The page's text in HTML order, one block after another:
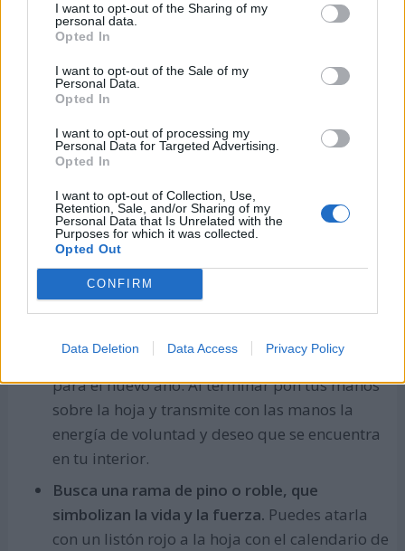
I want to opt-out of the Sharing of my
personal data.
Opted In
I want to opt-out of the Sale of my
Personal Data.
Opted In
I want to opt-out of processing my
Personal Data for Targeted Advertising.
Opted In
I want to opt-out of Collection, Use,
Retention, Sale, and/or Sharing of my
Personal Data that Is Unrelated with the
Purposes for which it was collected.
Opted Out
CONFIRM
Data Deletion Data Access Privacy Policy
Elimina sustancias tóxicas de tu cuerpo con
dietas de desintoxicación, consumiendo
ingesta de alimentos procesados, azúcar,
alcohol y grasas saturadas. De esta forma
recargas tu cuerpo con minerales y vitaminas,
eliminando toxinas.
Elabora un calendario de planes para el
próximo año en una hoja de papel
encender algunas velas y meditar que quieres
para el nuevo año. Al terminar pon tus manos
sobre la hoja y transmite con las manos la
energía de voluntad y deseo que se encuentra
en tu interior.
Busca una rama de pino o roble, que
simbolizan la vida y la fuerza. Puedes atarla
con un listón rojo a la hoja con el calendario de